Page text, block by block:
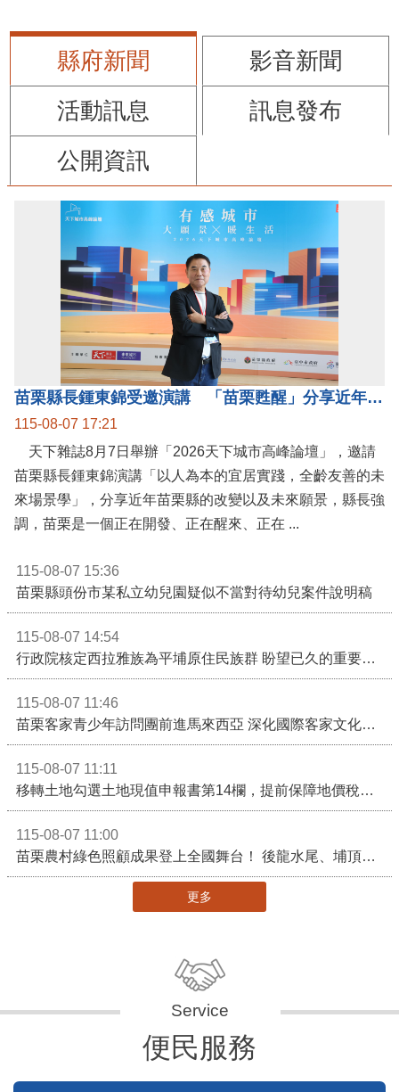
縣府新聞
影音新聞
活動訊息
訊息發布
公開資訊
苗栗縣長鍾東錦受邀演講 「苗栗甦醒」分享近年轉變
115-08-07 17:21
天下雜誌8月7日舉辦「2026天下城市高峰論壇」，邀請
苗栗縣長鍾東錦演講「以人為本的宜居實踐，全齡友善的未
來場景學」，分享近年苗栗縣的改變以及未來願景，縣長強
調，苗栗是一個正在開發、正在醒來、正在 ...
115-08-07 15:36
苗栗縣頭份市某私立幼兒園疑似不當對待幼兒案件說明稿
115-08-07 14:54
行政院核定西拉雅族為平埔原住民族群 盼望已久的重要時刻到來！8月13日起受理民族成員名冊登記
115-08-07 11:46
苗栗客家青少年訪問團前進馬來西亞 深化國際客家文化交流
115-08-07 11:11
移轉土地勾選土地現值申報書第14欄，提前保障地價稅節稅權益
115-08-07 11:00
苗栗農村綠色照顧成果登上全國舞台！ 後龍水尾、埔頂社區前進2026高齡健康產業博覽會
更多
便民服務